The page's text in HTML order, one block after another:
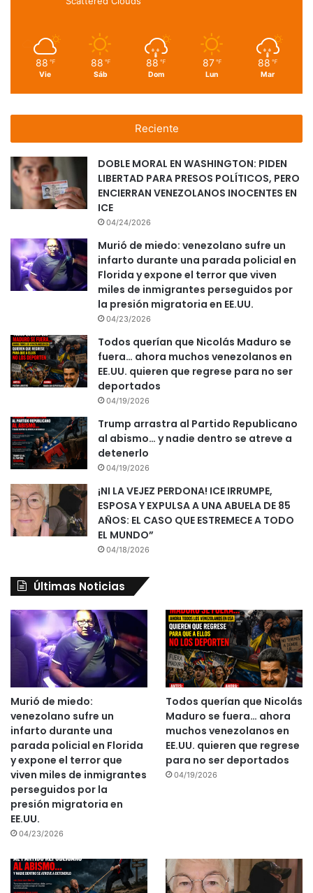
88 ℉
Vie
88 ℉
Sáb
88 ℉
Dom
87 ℉
Lun
88 ℉
Mar
Reciente
DOBLE MORAL EN WASHINGTON: PIDEN
LIBERTAD PARA PRESOS POLÍTICOS, PERO
ENCIERRAN VENEZOLANOS INOCENTES EN
ICE
04/24/2026
Murió de miedo: venezolano sufre un
infarto durante una parada policial en
Florida y expone el terror que viven
miles de inmigrantes perseguidos por
la presión migratoria en EE.UU.
04/23/2026
Todos querían que Nicolás Maduro se
fuera… ahora muchos venezolanos en
EE.UU. quieren que regrese para no ser
deportados
04/19/2026
Trump arrastra al Partido Republicano
al abismo… y nadie dentro se atreve a
detenerlo
04/19/2026
¡NI LA VEJEZ PERDONA! ICE IRRUMPE,
ESPOSA Y EXPULSA A UNA ABUELA DE 85
AÑOS: EL CASO QUE ESTREMECE A TODO
EL MUNDO”
04/18/2026
Últimas Noticias
Murió de miedo:
venezolano sufre un
infarto durante una
parada policial en Florida
y expone el terror que
viven miles de inmigrantes
perseguidos por la
presión migratoria en
EE.UU.
04/23/2026
Todos querían que Nicolás
Maduro se fuera… ahora
muchos venezolanos en
EE.UU. quieren que regrese
para no ser deportados
04/19/2026